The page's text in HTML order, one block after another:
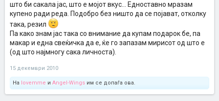
што би сакала јас, што е мојот вкус... Едноставно мразам
купено ради реда. Подобро без ништо да се појават, отколку
така, резил
Па како знам јас така со внимание да купам подарок бе, па
макар и една свеќичка да е, ќе го запазам мирисот од што е
(од што најмногу сака личноста).
15 декември 2010
На lovemme и Angel-Wings им се допаѓа ова.